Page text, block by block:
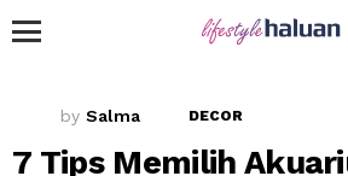
by Salma DECOR
7 Tips Memilih